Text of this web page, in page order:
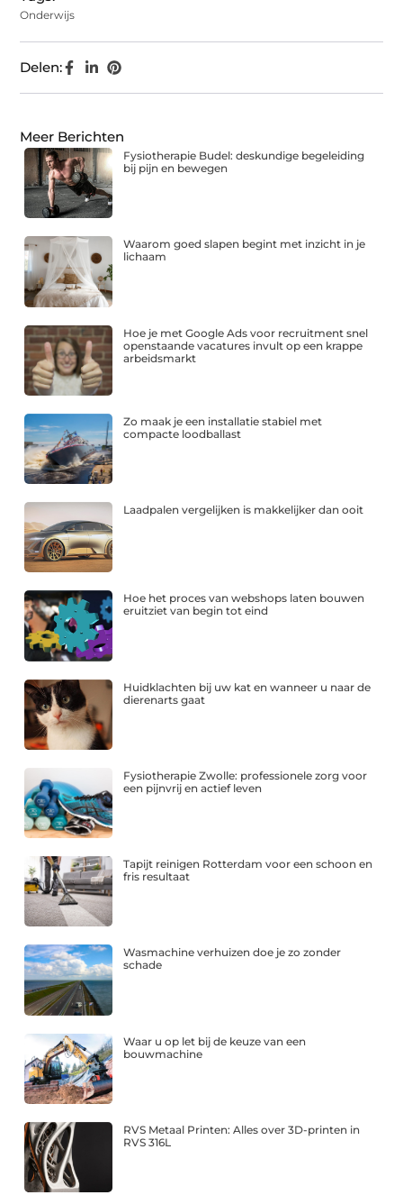
Onderwijs
Delen:
Meer Berichten
Fysiotherapie Budel: deskundige begeleiding
bij pijn en bewegen
Waarom goed slapen begint met inzicht in je
lichaam
Hoe je met Google Ads voor recruitment snel
openstaande vacatures invult op een krappe
arbeidsmarkt
Zo maak je een installatie stabiel met
compacte loodballast
Laadpalen vergelijken is makkelijker dan ooit
Hoe het proces van webshops laten bouwen
eruitziet van begin tot eind
Huidklachten bij uw kat en wanneer u naar de
dierenarts gaat
Fysiotherapie Zwolle: professionele zorg voor
een pijnvrij en actief leven
Tapijt reinigen Rotterdam voor een schoon en
fris resultaat
Wasmachine verhuizen doe je zo zonder
schade
Waar u op let bij de keuze van een
bouwmachine
RVS Metaal Printen: Alles over 3D-printen in
RVS 316L